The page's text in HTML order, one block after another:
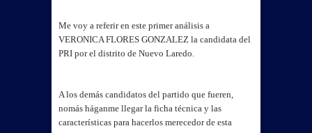
Me voy a referir en este primer análisis a
VERONICA FLORES GONZALEZ la candidata del
PRI por el distrito de Nuevo Laredo.
A los demás candidatos del partido que fueren,
nomás háganme llegar la ficha técnica y las
características para hacerlos merecedor de esta